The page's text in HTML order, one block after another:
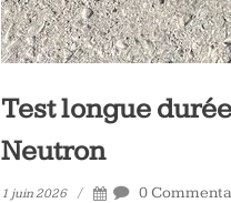
Test longue
Neutron
1 juin 2026 0